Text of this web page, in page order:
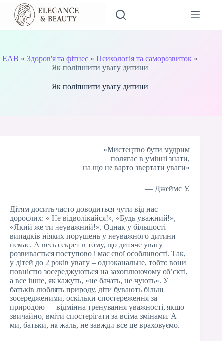
Перейти
вмісту
EAB » Здоров'я та фітнес» Психологія та саморозвиток»
Як поліпшити увагу дитини
Як поліпшити увагу дитини
«Мистецтво бути мудрим
полягає в умінні знати,
на що не варто звертати уваги»
— Джеймс У.
Дітям досить часто доводиться чути від нас
дорослих: « Не відволікайся!», «Будь уважний!»,
«Який же ти неуважний!». Однак у більшості
випадків ніяких порушень у неуважного дитини
немає. А весь секрет в тому, що дитяче увагу
розвивається поступово і має свої особливості. Так,
у дітей до 2 років увагу – одноканальне, тобто вони
повністю зосереджуються на захоплюючому об’єкті,
а все інше, як кажуть, «не бачать, не чують». У
батьків люблять природу, діти бувають більш
зосередженими, оскільки спостереження за
природою — відмінна тренування уважності, якщо
звичайно, вміти спостерігати за всіма змінами. А
ми, батьки, на жаль, не завжди все це враховуємо.